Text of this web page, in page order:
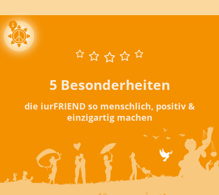
5 Besonderheiten
die iurFRIEND so menschlich, positiv &
einzigartig machen